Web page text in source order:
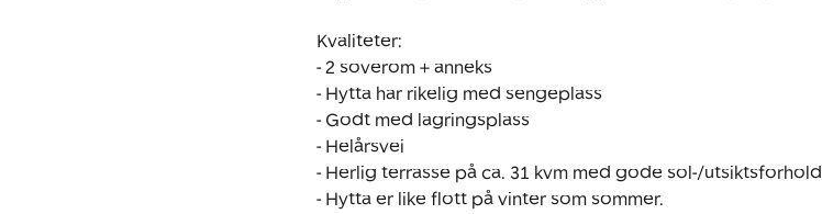
Kvaliteter:
- 2 soverom + anneks
- Hytta har rikelig med sengeplass
- Godt med lagringsplass
- Helårsvei
- Herlig terrasse på ca. 31 kvm med gode sol-/utsiktsforhold
- Hytta er like flott på vinter som sommer.